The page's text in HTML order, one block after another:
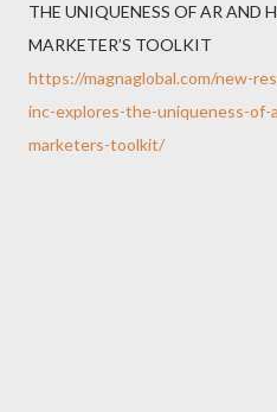
THE UNIQUENESS OF AR AND
MARKETER’S TOOLKIT
https://magnaglobal.com/new-
inc-explores-the-uniqueness-
marketers-toolkit/